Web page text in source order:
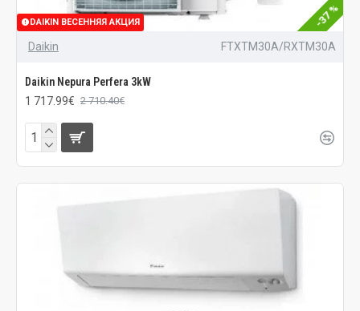
DAIKIN ВЕСЕННЯЯ АКЦИЯ -37 %
Daikin FTXTM30A/RXTM30A
Daikin Nepura Perfera 3kW
1 717.99€ 2 710.40€